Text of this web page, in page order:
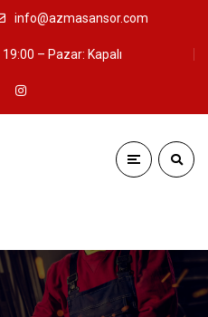
info@azmasansor.com
– Pazar: Kapalı